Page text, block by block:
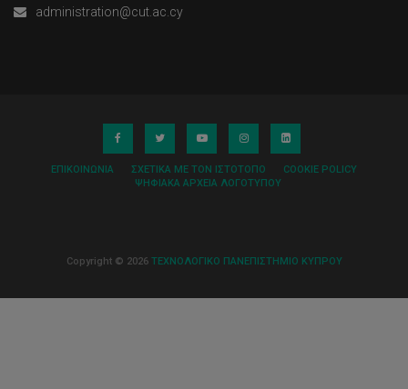
administration@cut.ac.cy
ΕΠΙΚΟΙΝΩΝΊΑ ΣΧΕΤΙΚΆ ΜΕ ΤΟΝ ΙΣΤΌΤΟΠΟ
COOKIE POLICY
ΨΗΦΙΑΚΆ ΑΡΧΕΊΑ ΛΟΓΌΤΥΠΟΥ
Copyright © 2026 ΤΕΧΝΟΛΟΓΙΚΟ ΠΑΝΕΠΙΣΤΗΜΙΟ ΚΥΠΡΟΥ